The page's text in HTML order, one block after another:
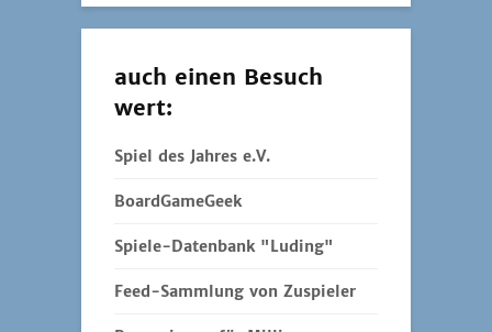
auch einen Besuch
wert:
Spiel des Jahres e.V.
BoardGameGeek
Spiele-Datenbank "Luding"
Feed-Sammlung von Zuspieler